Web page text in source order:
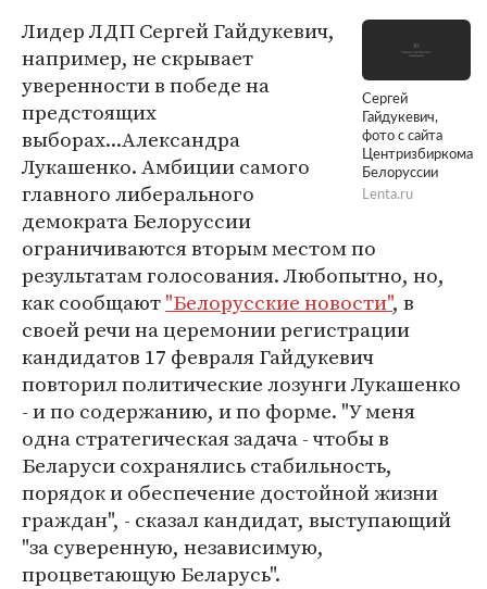
Сергей
Гайдукевич,
фото с сайта
Центризбиркома
Белоруссии
Lenta.ru
Лидер ЛДП Сергей Гайдукевич,
например, не скрывает
уверенности в победе на
предстоящих
выборах...Александра
Лукашенко. Амбиции самого
главного либерального
демократа Белоруссии
ограничиваются вторым местом по
результатам голосования. Любопытно, но,
как сообщают"Белорусские новости", в
своей речи на церемонии регистрации
кандидатов 17 февраля Гайдукевич
повторил политические лозунги Лукашенко
- и по содержанию, и по форме. "У меня
одна стратегическая задача - чтобы в
Беларуси сохранялись стабильность,
порядок и обеспечение достойной жизни
граждан", - сказал кандидат, выступающий
"за суверенную, независимую,
процветающую Беларусь".